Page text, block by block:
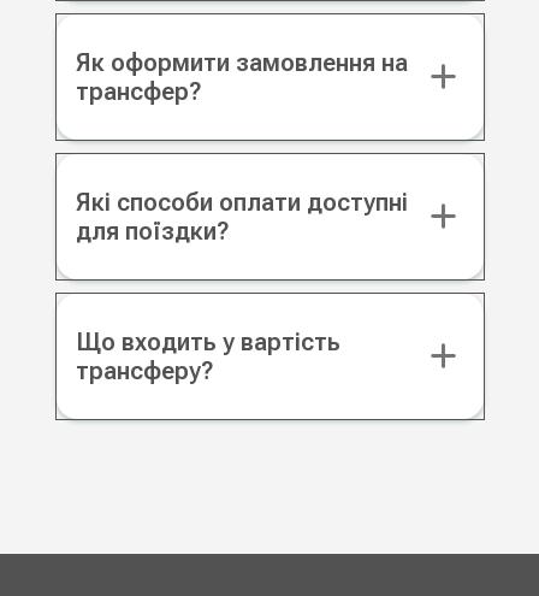
Як оформити замовлення на
трансфер?
Які способи оплати доступні
для поїздки?
Що входить у вартість
трансферу?